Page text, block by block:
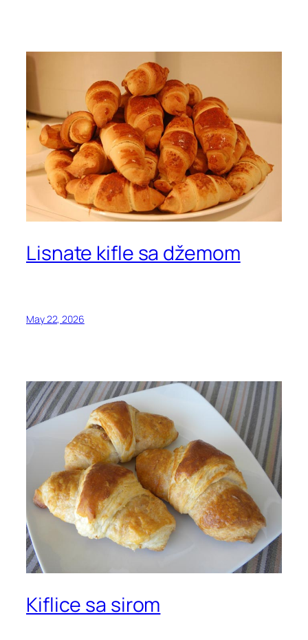
Lisnate kifle sa džemom
May 22, 2026
Kiflice sa sirom